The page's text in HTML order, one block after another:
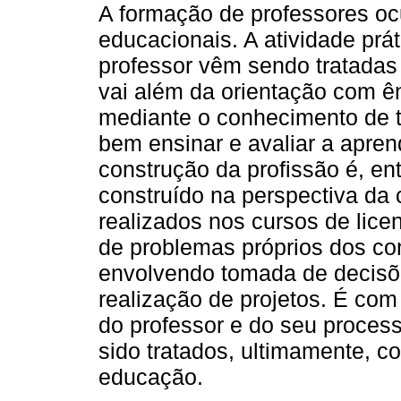
A formação de professores
educacionais. A atividade
professor vêm sendo
vai além da orientação com
mediante o conhecimento
bem ensinar e avaliar a
construção da profissão é,
construído na perspectiva
realizados nos cursos de
de problemas próprios dos
envolvendo tomada de
realização de projetos. É
do professor e do seu
sido tratados, ultimamente,
educação.